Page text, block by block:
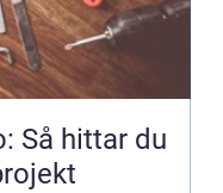
Så hittar du